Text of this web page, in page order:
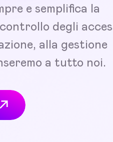
e semplifica la
degli
alla gestione
a tutto noi.